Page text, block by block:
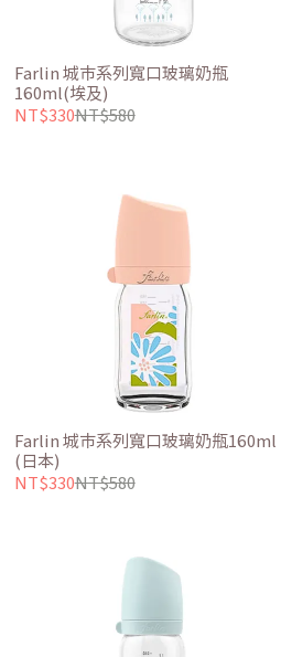
Farlin 城市系列寬口玻璃奶瓶
160ml(埃及)
NT$330NT$580
Farlin 城市系列寬口玻璃奶瓶160ml
(日本)
NT$330NT$580